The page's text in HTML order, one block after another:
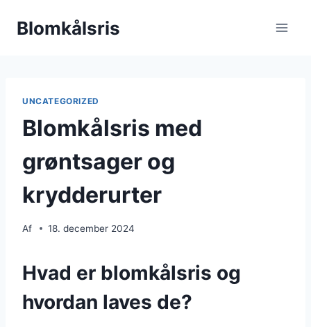
Blomkålsris
UNCATEGORIZED
Blomkålsris med
grøntsager og
krydderurter
Af 18. december 2024
Hvad er blomkålsris og
hvordan laves de?